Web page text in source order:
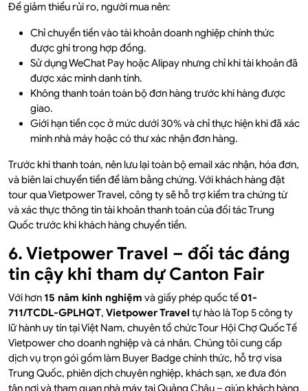
Để giảm thiểu rủi ro, người mua nên:
Chỉ chuyển tiền vào tài khoản doanh nghiệp chính thức
được ghi trong hợp đồng.
Sử dụng WeChat Pay hoặc Alipay nhưng chỉ khi tài khoản đã
được xác minh danh tính.
Không thanh toán toàn bộ đơn hàng trước khi hàng được
giao.
Giới hạn tiền cọc ở mức dưới 30% và chỉ thực hiện khi đã xác
minh nhà máy hoặc có thư xác nhận đơn hàng.
Trước khi thanh toán, nên lưu lại toàn bộ email xác nhận, hóa đơn,
và biên lai chuyển tiền để làm bằng chứng. Với khách hàng đặt
tour qua Vietpower Travel, công ty sẽ hỗ trợ kiểm tra chứng từ
và xác thực thông tin tài khoản thanh toán của đối tác Trung
Quốc trước khi khách hàng chuyển tiền.
6. Vietpower Travel – đối tác đáng
tin cậy khi tham dự Canton Fair
Với hơn 15 năm kinh nghiệm và giấy phép quốc tế01-
711/TCDL-GPLHQT, Vietpower Travel tự hào là Top 5 công ty
lữ hành uy tín tại Việt Nam, chuyên tổ chức Tour Hội Chợ Quốc Tế
Vietpower cho doanh nghiệp và cá nhân. Chúng tôi cung cấp
dịch vụ trọn gói gồm làm Buyer Badge chính thức, hỗ trợ visa
Trung Quốc, phiên dịch chuyên nghiệp, khách sạn, xe đưa đón
tận nơi và tham quan nhà máy tại Quảng Châu – giúp khách hàng